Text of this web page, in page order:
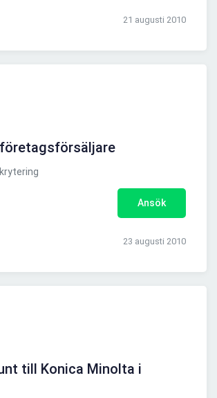
21 augusti 2010
Ansök
23 augusti 2010
till Konica Minolta i